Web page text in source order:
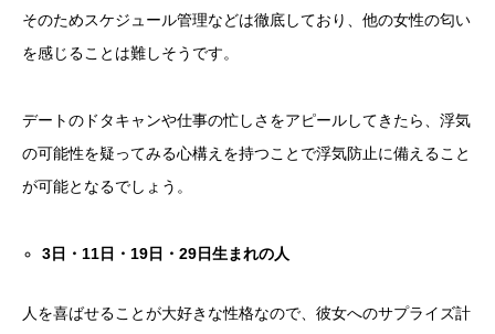
そのためスケジュール管理などは徹底しており、他の女性の匂い
を感じることは難しそうです。
デートのドタキャンや仕事の忙しさをアピールしてきたら、浮気
の可能性を疑ってみる心構えを持つことで浮気防止に備えること
が可能となるでしょう。
3日・ 11日・ 19日・29日生まれの人
人を喜ばせることが大好きな性格なので、彼女へのサプライズ計